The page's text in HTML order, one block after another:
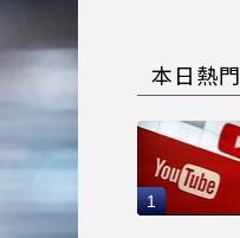
本日熱門